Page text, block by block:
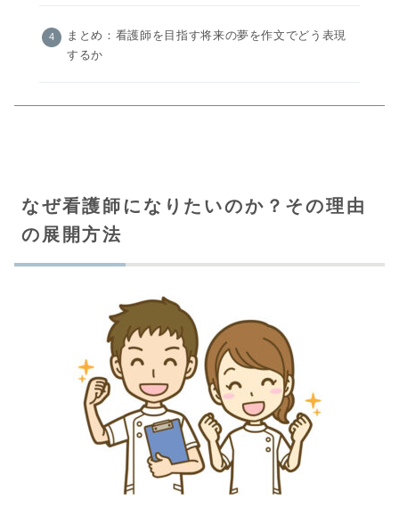
まとめ：看護師を目指す将来の夢を作文でどう表現
するか
なぜ看護師になりたいのか？その理由
の展開方法